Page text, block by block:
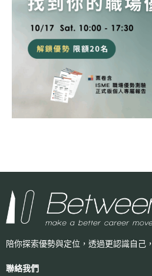
陪你探索優勢與定位，透過更認識自己，
聯絡我們